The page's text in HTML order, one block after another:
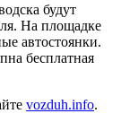
будут
На площадке
автостоянки.
бесплатная
vozduh.info.